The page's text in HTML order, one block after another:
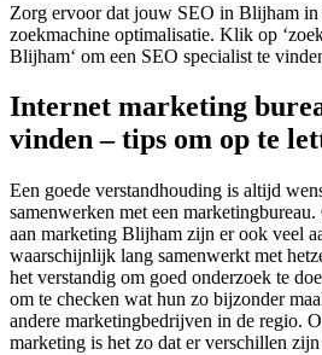
Zorg ervoor dat jouw SEO in Blijham in
zoekmachine optimalisatie. Klik op
Blijham‘ om een SEO specialist te
Internet marketing
vinden – tips om op te
Een goede verstandhouding is altijd
samenwerken met een
aan marketing Blijham zijn er ook veel
waarschijnlijk lang samenwerkt met
het verstandig om goed onderzoek te
om te checken wat hun zo bijzonder
andere marketingbedrijven in de regio.
marketing is het zo dat er verschillen